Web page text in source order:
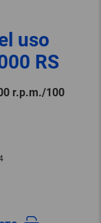
uso
RS
r.p.m./100